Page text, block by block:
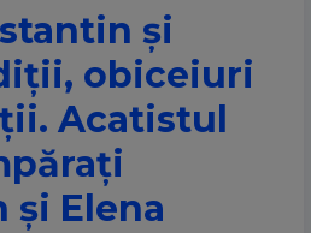
și
obiceiuri
Acatistul
și Elena